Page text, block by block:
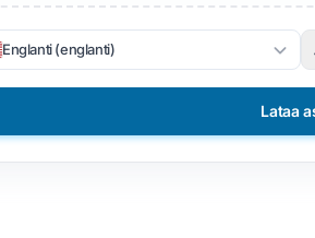
Filippiiniläinen
Unkarin kieli
Englanti (englanti)
Lataa